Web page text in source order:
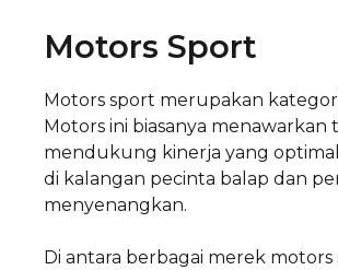
Motors Sport
Motors sport merupakan
Motors ini biasanya
mendukung kinerja yang
di kalangan pecinta balap dan
menyenangkan.
Di antara berbagai merek